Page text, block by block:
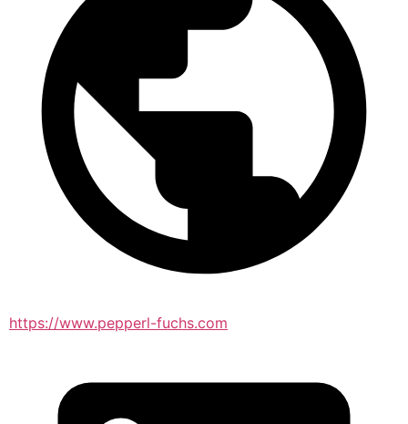
https://www.pepperl-fuchs.com